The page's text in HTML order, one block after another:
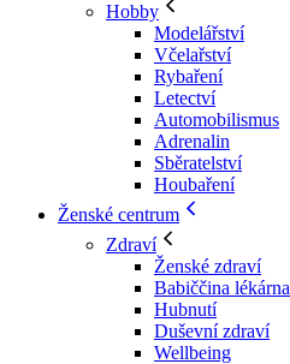
Hobby
Modelářství
Včelařství
Rybaření
Letectví
Automobilismus
Adrenalin
Sběratelství
Houbaření
Ženské centrum
Zdraví
Ženské zdraví
Babiččina lékárna
Hubnutí
Duševní zdraví
Wellbeing